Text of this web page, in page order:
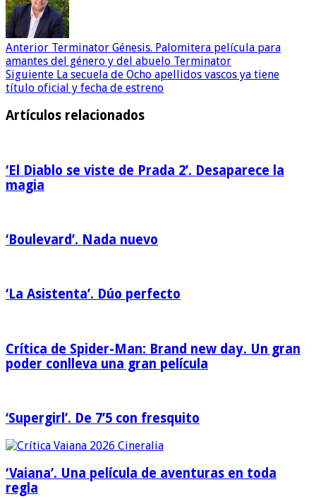
Anterior Terminator Génesis. Palomitera película para
amantes del género y del abuelo Terminator
Siguiente La secuela de Ocho apellidos vascos ya tiene
título oficial y fecha de estreno
Artículos relacionados
‘El Diablo se viste de Prada 2’. Desaparece la
magia
‘Boulevard’. Nada nuevo
‘La Asistenta’. Dúo perfecto
Crítica de Spider-Man: Brand new day. Un gran
poder conlleva una gran película
‘Supergirl’. De 7’5 con fresquito
‘Vaiana’. Una película de aventuras en toda
regla